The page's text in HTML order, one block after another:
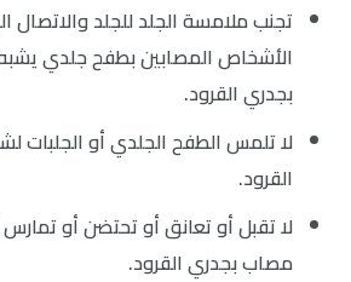
تجنب ملامسة الجلد للجلد والاتصال
الأشخاص المصابين بطفح جلدي
بجدري القرود.
لا تلمس الطفح الجلدي أو
القرود.
لا تقبل أو تعانق أو تحتضن أو
مصاب بجدري القرود.